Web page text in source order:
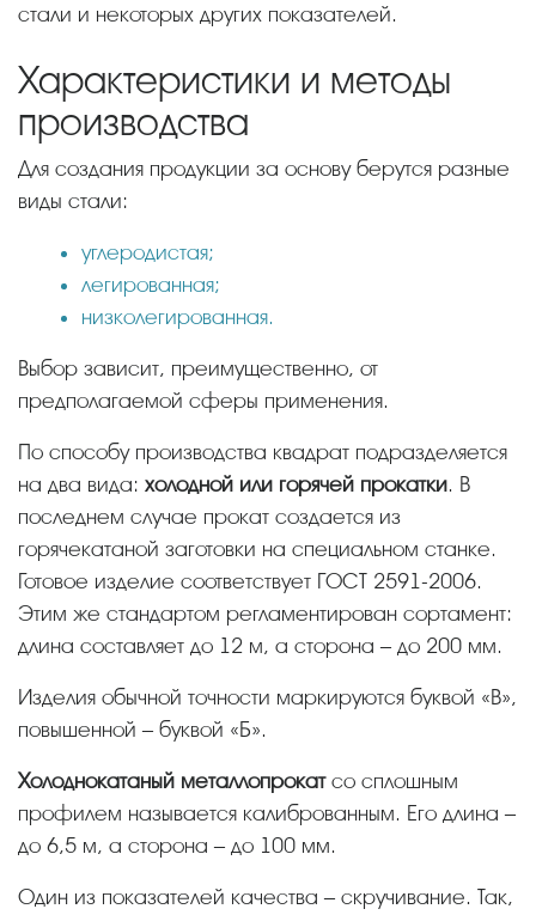
стали и некоторых других показателей.
Характеристики и методы
производства
Для создания продукции за основу берутся разные
виды стали:
углеродистая;
легированная;
низколегированная.
Выбор зависит, преимущественно, от
предполагаемой сферы применения.
По способу производства квадрат подразделяется
на два вида: холодной или горячей прокатки. В
последнем случае прокат создается из
горячекатаной заготовки на специальном станке.
Готовое изделие соответствует ГОСТ 2591-2006.
Этим же стандартом регламентирован сортамент:
длина составляет до 12 м, а сторона – до 200 мм.
Изделия обычной точности маркируются буквой «В»,
повышенной – буквой «Б».
Холоднокатаный металлопрокатсо сплошным
профилем называется калиброванным. Его длина –
до 6,5 м, а сторона – до 100 мм.
Один из показателей качества – скручивание. Так,